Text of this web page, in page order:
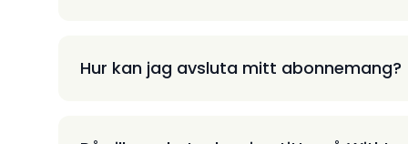
Hur kan jag avsluta mitt abonnemang?